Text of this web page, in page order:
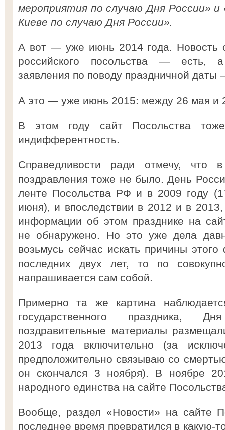
мероприятия по случаю Дня России» и
Киеве по случаю Дня России».
А вот — уже июнь 2014 года. Новость
российского посольства — есть, а
заявления по поводу праздничной даты
А это — уже июнь 2015: между 26 мая
В этом году сайт Посольства
индифферентность.
Справедливости ради отмечу, что
поздравления тоже не было. День
ленте Посольства РФ и в 2009 году
июня), и впоследствии в 2012 и в
информации об этом празднике на
не обнаружено. Но это уже дела
возьмусь сейчас искать причины
последних двух лет, то по
напрашивается сам собой.
Примерно та же картина
государственного праздника,
поздравительные материалы
2013 года включительно (за
предположительно связываю со
он скончался 3 ноября). В ноябре
народного единства на сайте
Вообще, раздел «Новости» на сайте
последнее время превратился в какую-